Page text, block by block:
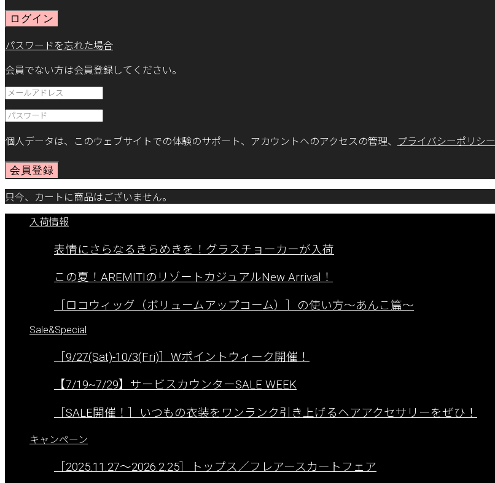
ログイン
パスワードを忘れた場合
会員でない方は会員登録してください。
個人データは、このウェブサイトでの体験のサポート、アカウントへのアクセスの管理、 プライバシーポリシー
会員登録
只今、カートに商品はございません。
入荷情報
表情にさらなるきらめきを！グラスチョーカーが入荷
この夏！AREMITIのリゾートカジュアルNew Arrival！
［ロコウィッグ（ボリュームアップコーム）］の使い方〜あんこ篇〜
Sale&Special
［9/27(Sat)-10/3(Fri)］Wポイントウィーク開催！
【7/19~7/29】サービスカウンターSALE WEEK
［SALE開催！］いつもの衣装をワンランク引き上げるヘアアクセサリーをぜひ！
キャンペーン
［2025.11.27〜2026.2.25］トップス／フレアースカートフェア